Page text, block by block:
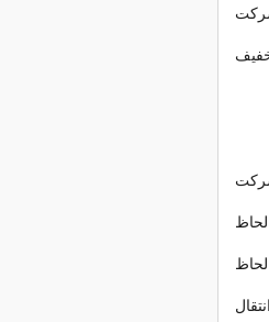
شرکت
مشابه با ۳۰ درصد تخفیف
شرکت